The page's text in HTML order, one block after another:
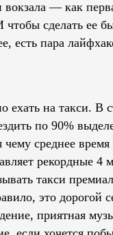
вокзала — как
сделать ее
есть пара
ехать на такси. В
по 90%
чему среднее время
рекордные 4
такси
это дорогой
приятная